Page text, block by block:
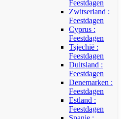
Feestdagen
Zwitserland :
Feestdagen
Cyprus :
Feestdagen
Tsjechië :
Feestdagen
Duitsland :
Feestdagen
Denemarken :
Feestdagen
Estland :
Feestdagen